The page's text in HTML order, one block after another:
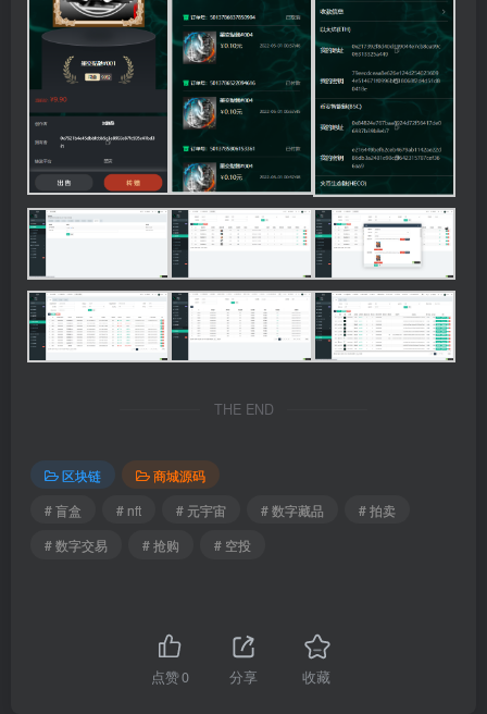
THE END
区块链
商城源码
# 盲盒
# nft # 元宇宙 # 数字藏品
# 拍卖
# 数字交易
# 抢购 # 空投
点赞0 分享 收藏